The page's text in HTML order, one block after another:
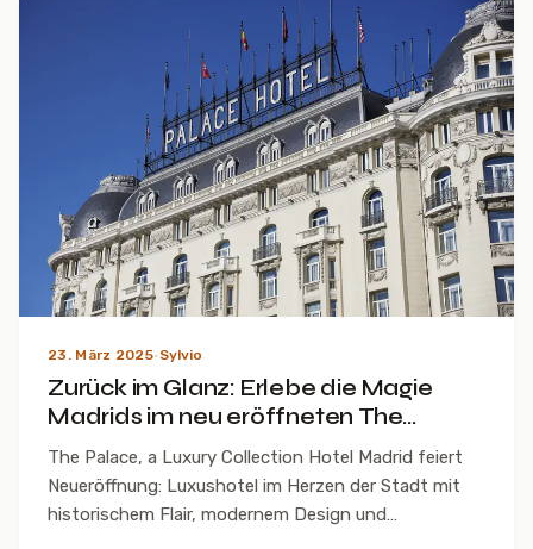
23. März 2025·Sylvio
Zurück im Glanz: Erlebe die Magie
Madrids im neu eröffneten The
Palace Hotel
The Palace, a Luxury Collection Hotel Madrid feiert
Neueröffnung: Luxushotel im Herzen der Stadt mit
historischem Flair, modernem Design und